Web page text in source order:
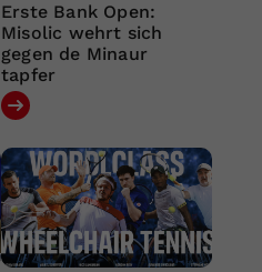
Erste Bank Open:
Misolic wehrt sich
gegen de Minaur
tapfer